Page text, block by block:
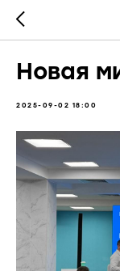
Новая
2025-09-02 18:00